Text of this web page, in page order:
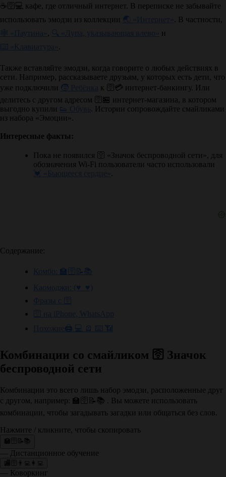
☕🛜💻 кафе, где отличный интернет. В переписке не забывайте
использовать эмодзи из коллекции 🌏 «Интернет»
. В частности,
🕸 «Паутина» , 🔍 «Лупа, указывающая влево»
и
⌨️ «Клавиатура»
Также вставляйте эмодзи, когда говорите о любых действиях в
сети. Например, рассказываете друзьям, у которых есть дети, что
уже подключили 🧒 Ребёнка к 🛜💳 интернет-банкингу. Или
делитесь с другом адресом 🛜🏪 интернет-магазина, в котором
выгодно купили 👟 Обувь
. Истории сопровождайте смайликами
из набора «Эмоции».
Интересные факты:
Пока не появился 🛜 «Значок беспроводной сети», для
обозначения Wi-Fi пользователи часто использовали
💓 «Бьющееся сердце»
Содержание:
Комбо: 🏫🛜📝📚
Каомоджи: (♥_♥)
Фразы с 🛜
🛜 на iPhone, WhatsApp
Похожие🖨️ 💻 🪫 ⌨️ 📶
Комбинации со смайликом 🛜 Значок
беспроводной сети
Комбинации это всего лишь набор эмодзи, расположенные друг
с другом, например: 🏫🛜📝📚 . Вы можете использовать
комбинации, чтобы загадывать загадки или общаться без слов.
Нажмите / кликните, чтобы скопировать
🏫🛜📝📚
— Дистанционное обучение
🏬🛜👨‍💻👩‍💻
— Коворкинг